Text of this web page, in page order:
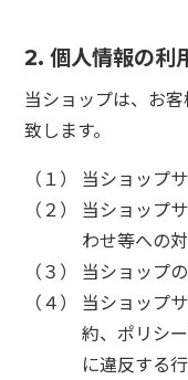
2. 個人情報の利
当ショップは、お
致します。
（１） 当ショップ
（２） 当ショップ
わせ等への
（３） 当ショップ
（４） 当ショップ
約、ポリシ
に違反する